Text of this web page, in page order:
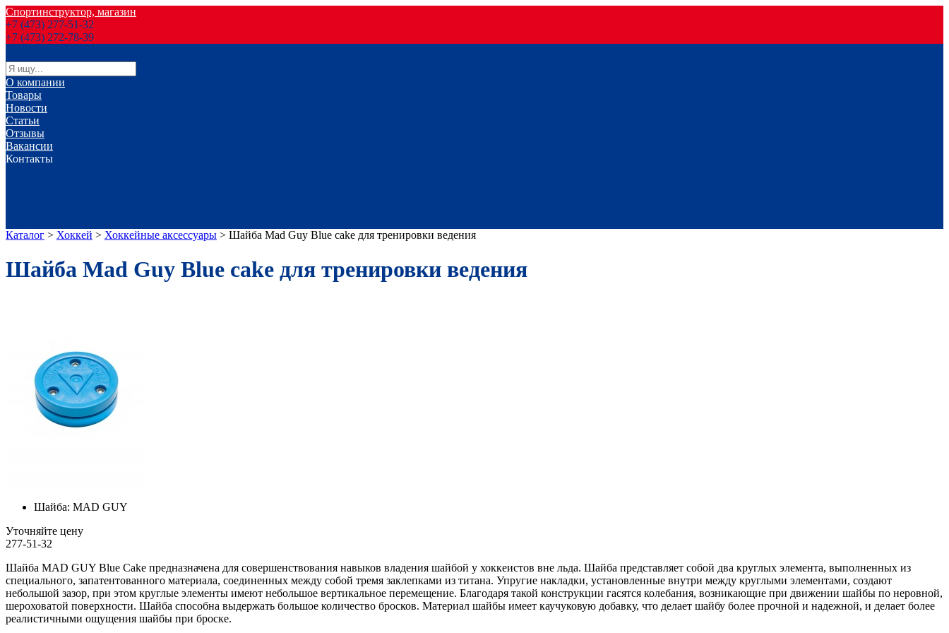
Спортинструктор, магазин
+7 (473) 277-51-32
+7 (473) 272-78-39
О компании
Товары
Новости
Статьи
Отзывы
Вакансии
Контакты
Каталог > Хоккей > Хоккейные аксессуары > Шайба Mad Guy Blue cake для тренировки ведения
Шайба Mad Guy Blue cake для тренировки ведения
Шайба: MAD GUY
Уточняйте цену
277-51-32
Шайба MAD GUY Blue Cake предназначена для совершенствования навыков владения шайбой у хоккеистов вне льда. Шайба представляет собой два круглых элемента, выполненных из
специального, запатентованного материала, соединенных между собой тремя заклепками из титана. Упругие накладки, установленные внутри между круглыми элементами, создают
небольшой зазор, при этом круглые элементы имеют небольшое вертикальное перемещение. Благодаря такой конструкции гасятся колебания, возникающие при движении шайбы по неровной,
шероховатой поверхности. Шайба способна выдержать большое количество бросков. Материал шайбы имеет каучуковую добавку, что делает шайбу более прочной и надежной, и делает более
реалистичными ощущения шайбы при броске.